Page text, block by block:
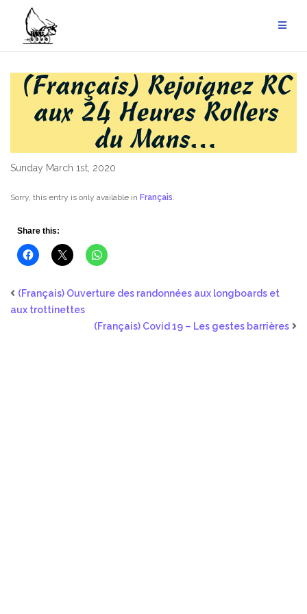
content
(Français) Rejoignez RC
aux 24 Heures Rollers
du Mans…
Sunday March 1st, 2020
Sorry, this entry is only available in Français.
Share this:
(Français) Ouverture des randonnées aux longboards et
aux trottinettes
(Français) Covid 19 – Les gestes barrières